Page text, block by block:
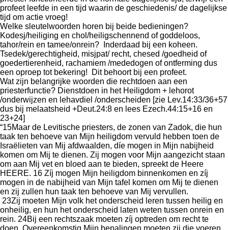
profeet leefde in een tijd waarin de geschiedenis/ de dagelijkse
tijd om actie vroeg!
Welke sleutelwoorden horen bij beide bedieningen?
Kodesj/heiliging en chol/heiligschennend of goddeloos,
tahor/rein en tamee/onrein? Inderdaad bij een koheen.
Tsedek/gerechtigheid, misjpat/ recht, chesed /goedheid of
goedertierenheid, rachamiem /mededogen of ontferming dus
een oproep tot bekering! Dit behoort bij een profeet.
Wat zijn belangrijke woorden die rechtdoen aan een
priesterfunctie? Dienstdoen in het Heiligdom + lehorot
/onderwijzen en lehavdiel /onderscheiden [zie Lev.14:33/36+57
dus bij melaatsheid +Deut.24:8 en lees Ezech.44:15+16 en
23+24]
“15Maar de Levitische priesters, de zonen van Zadok, die hun
taak ten behoeve van Mijn heiligdom vervuld hebben toen de
Israëlieten van Mij afdwaalden, díe mogen in Mijn nabijheid
komen om Mij te dienen. Zij mogen voor Mijn aangezicht staan
om aan Mij vet en bloed aan te bieden, spreekt de Heere
HEERE. 16 Zíj mogen Mijn heiligdom binnenkomen en zíj
mogen in de nabijheid van Mijn tafel komen om Mij te dienen
en zij zullen hun taak ten behoeve van Mij vervullen.
23Zij moeten Mijn volk het onderscheid leren tussen heilig en
onheilig, en hun het onderscheid laten weten tussen onrein en
rein. 24Bij een rechtszaak moeten zíj optreden om recht te
doen. Overeenkomstig Mijn bepalingen moeten zij die voeren.